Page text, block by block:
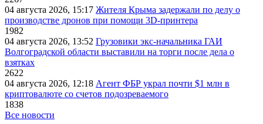
04 августа 2026, 15:17 Жителя Крыма задержали по делу о
производстве дронов при помощи 3D‑принтера
1982
04 августа 2026, 13:52 Грузовики экс-начальника ГАИ
Волгоградской области выставили на торги после дела о
взятках
2622
04 августа 2026, 12:18 Агент ФБР украл почти $1 млн в
криптовалюте со счетов подозреваемого
1838
Все новости